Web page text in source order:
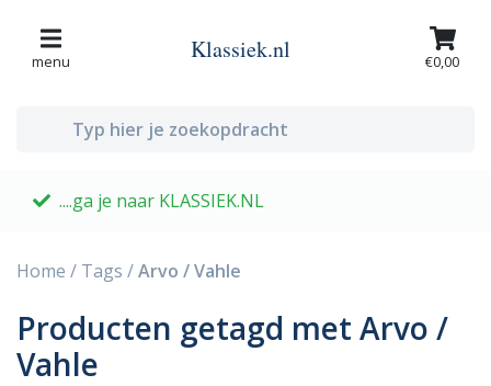
menu Klassiek.nl €0,00
....ga je naar KLASSIEK.NL
Home / Tags /Arvo / Vahle
Producten getagd met Arvo /
Vahle